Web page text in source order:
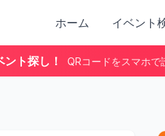
ホーム イベント
ト探し！ QRコードをスマホで